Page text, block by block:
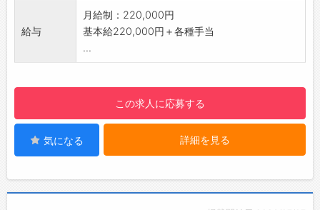
◎
・社歴や年齢に関係なく、チャレンジする意欲
りがいを持って働ける環境です♪
・20代～30代の役職者も活躍しており、自分
に合った目標を持って働けることが当社の強み
【先輩社員の声】
スに合わせて進めてくださり、あっという間に
境です♪
【1日の業務の流れ】
相談できます♪
■売上管理：​日々の売上を確認します。
■閉店：​一日の振り返りを行い、翌日に備えま
す！
・幅広い年齢層のお客様と接する中で、自然と
コミュニケーションスキルが磨かれ、自分自身
給与
月給制：220,000円
基本給220,000円＋各種手当
...
この求人に応募する
気になる 詳細を見る